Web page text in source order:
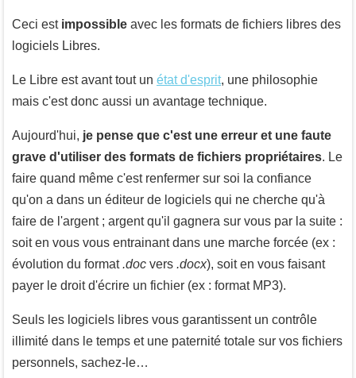
Ceci est impossible avec les formats de fichiers libres des
logiciels Libres.
Le Libre est avant tout un état d'esprit, une philosophie
mais c'est donc aussi un avantage technique.
Aujourd'hui, je pense que c'est une erreur et une faute
grave d'utiliser des formats de fichiers propriétaires. Le
faire quand même c'est renfermer sur soi la confiance
qu'on a dans un éditeur de logiciels qui ne cherche qu'à
faire de l'argent ; argent qu'il gagnera sur vous par la suite :
soit en vous vous entrainant dans une marche forcée (ex :
évolution du format.doc vers .docx), soit en vous faisant
payer le droit d'écrire un fichier (ex : format MP3).
Seuls les logiciels libres vous garantissent un contrôle
illimité dans le temps et une paternité totale sur vos fichiers
personnels, sachez-le…